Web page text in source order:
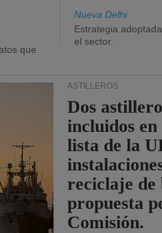
que
Nueva Delhi
Estrategia
el sector.
ASTILLEROS
Dos
incluidos
lista de la
reciclaje de
propuesta
Comisión.